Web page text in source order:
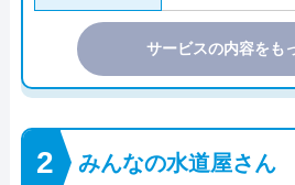
サービスの内容をも
みんなの水道屋さん